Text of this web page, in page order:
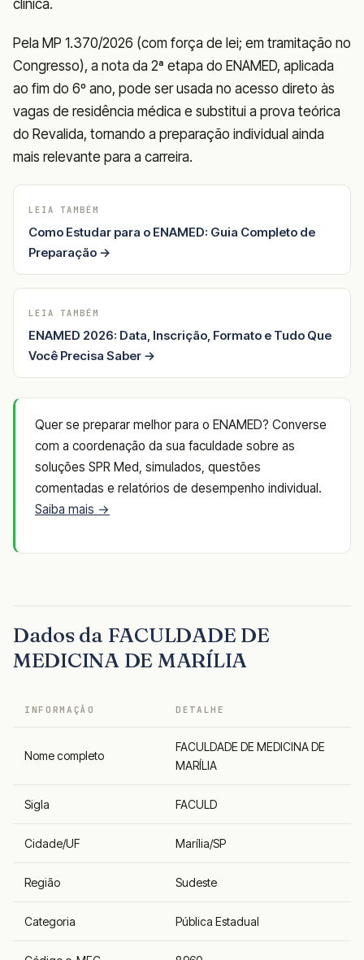
clínica.
Pela MP 1.370/2026 (com força de lei; em tramitação no
Congresso), a nota da 2ª etapa do ENAMED, aplicada
ao fim do 6º ano, pode ser usada no acesso direto às
vagas de residência médica e substitui a prova teórica
do Revalida, tornando a preparação individual ainda
mais relevante para a carreira.
LEIA TAMBÉM
Como Estudar para o ENAMED: Guia Completo de
Preparação →
LEIA TAMBÉM
ENAMED 2026: Data, Inscrição, Formato e Tudo Que
Você Precisa Saber →
Quer se preparar melhor para o ENAMED? Converse
com a coordenação da sua faculdade sobre as
soluções SPR Med, simulados, questões
comentadas e relatórios de desempenho individual.
Saiba mais →
Dados da FACULDADE DE
MEDICINA DE MARÍLIA
INFORMAÇÃO DETALHE
Nome completo
FACULDADE DE MEDICINA DE
MARÍLIA
Sigla FACULD
Cidade/UF Marília/SP
Região Sudeste
Categoria Pública Estadual